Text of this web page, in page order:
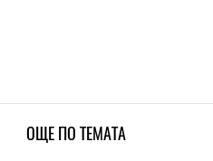
ОЩЕ ПО ТЕМАТА